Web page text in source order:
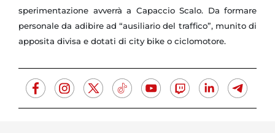
sperimentazione avverrà a Capaccio Scalo. Da formare
personale da adibire ad “ausiliario del traffico”, munito di
apposita divisa e dotati di city bike o ciclomotore.